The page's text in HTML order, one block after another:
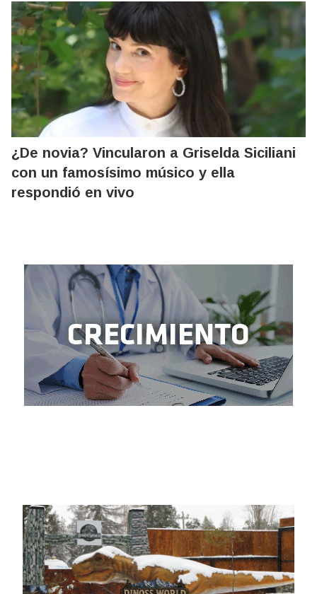
¿De novia? Vincularon a Griselda Siciliani
con un famosísimo músico y ella
respondió en vivo